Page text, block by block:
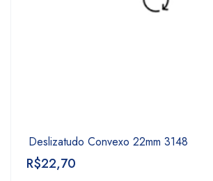
Deslizatudo Convexo 22mm 3148
R$22,70